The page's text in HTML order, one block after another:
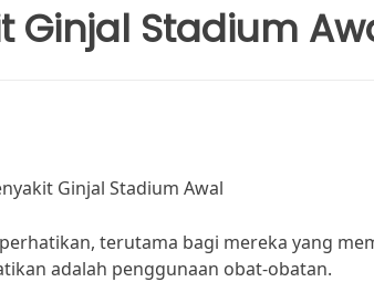
Ginjal Stadium
Ginjal Stadium Awal
terutama bagi mereka yang
adalah penggunaan obat-obatan.